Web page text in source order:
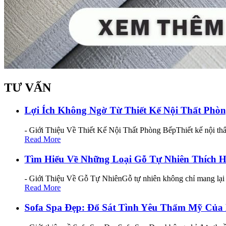
TƯ VẤN
Lợi Ích Không Ngờ Từ Thiết Kế Nội Thất
- Giới Thiệu Về Thiết Kế Nội Thất Phòng BếpThiết kế nội
Read More
Tìm Hiểu Về Những Loại Gỗ Tự Nhiên Thích
- Giới Thiệu Về Gỗ Tự NhiênGỗ tự nhiên không chỉ mang
Read More
Sofa Spa Đẹp: Đổ Sát Tình Yêu Thẩm Mỹ Của